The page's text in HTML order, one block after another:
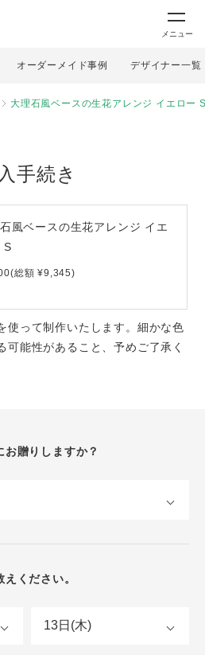
メニュー
オーダーメイド事例 デザイナー一覧
大理石風ベースの生花アレンジ イエロー
手続き
風ベースの生花アレンジ イエ
S
総額 ¥9,345)
使って制作いたします。細かな色
可能性があること、予めご了承く
お贈りしますか？
ください。